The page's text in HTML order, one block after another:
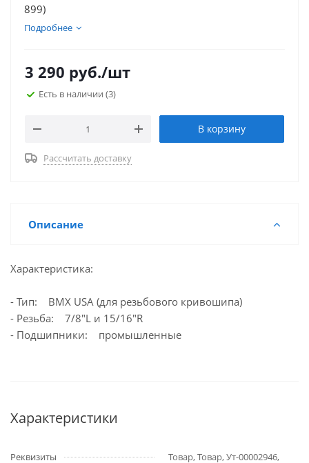
899)
Подробнее
3 290 руб./шт
Есть в наличии (3)
В корзину
Рассчитать доставку
Описание
Характеристика:
- Тип: BMX USA (для резьбового кривошипа)
- Резьба: 7/8"L и 15/16"R
- Подшипники: промышленные
Характеристики
Реквизиты
Товар, Товар, Ут-00002946,